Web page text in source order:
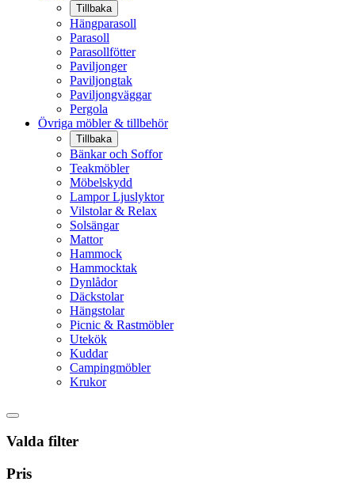
Tillbaka
Hängparasoll
Parasoll
Parasollfötter
Paviljonger
Paviljongtak
Paviljongväggar
Pergola
Övriga möbler & tillbehör
Tillbaka
Bänkar och Soffor
Teakmöbler
Möbelskydd
Lampor Ljuslyktor
Vilstolar & Relax
Solsängar
Mattor
Hammock
Hammocktak
Dynlådor
Däckstolar
Hängstolar
Picnic & Rastmöbler
Utekök
Kuddar
Campingmöbler
Krukor
Valda filter
Pris